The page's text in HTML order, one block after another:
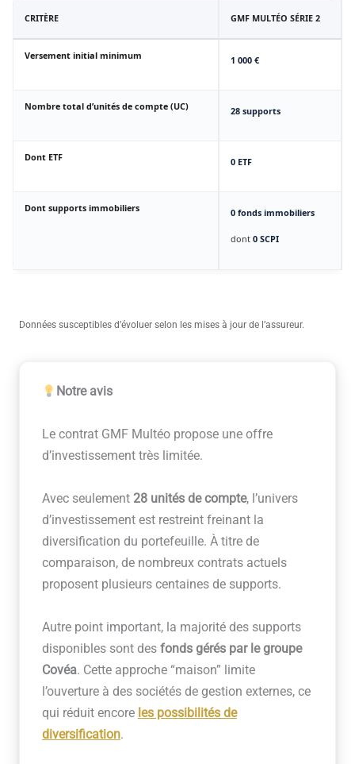
CRITÈRE GMF MULTÉO SÉRIE 2
Versement initial minimum 1 000 €
Nombre total d’unités de compte (UC) 28 supports
Dont ETF 0 ETF
Dont supports immobiliers 0 fonds immobiliers
dont 0 SCPI
Données susceptibles d’évoluer selon les mises à jour de l’assureur.
Notre avis
Le contrat GMF Multéo propose une offre
d’investissement très limitée.
Avec seulement 28 unités de compte, l’univers
d’investissement est restreint freinant la
diversification du portefeuille. À titre de
comparaison, de nombreux contrats actuels
proposent plusieurs centaines de supports.
Autre point important, la majorité des supports
disponibles sont des fonds gérés par le groupe
Covéa. Cette approche “maison” limite
l’ouverture à des sociétés de gestion externes, ce
qui réduit encore les possibilités de
diversification.